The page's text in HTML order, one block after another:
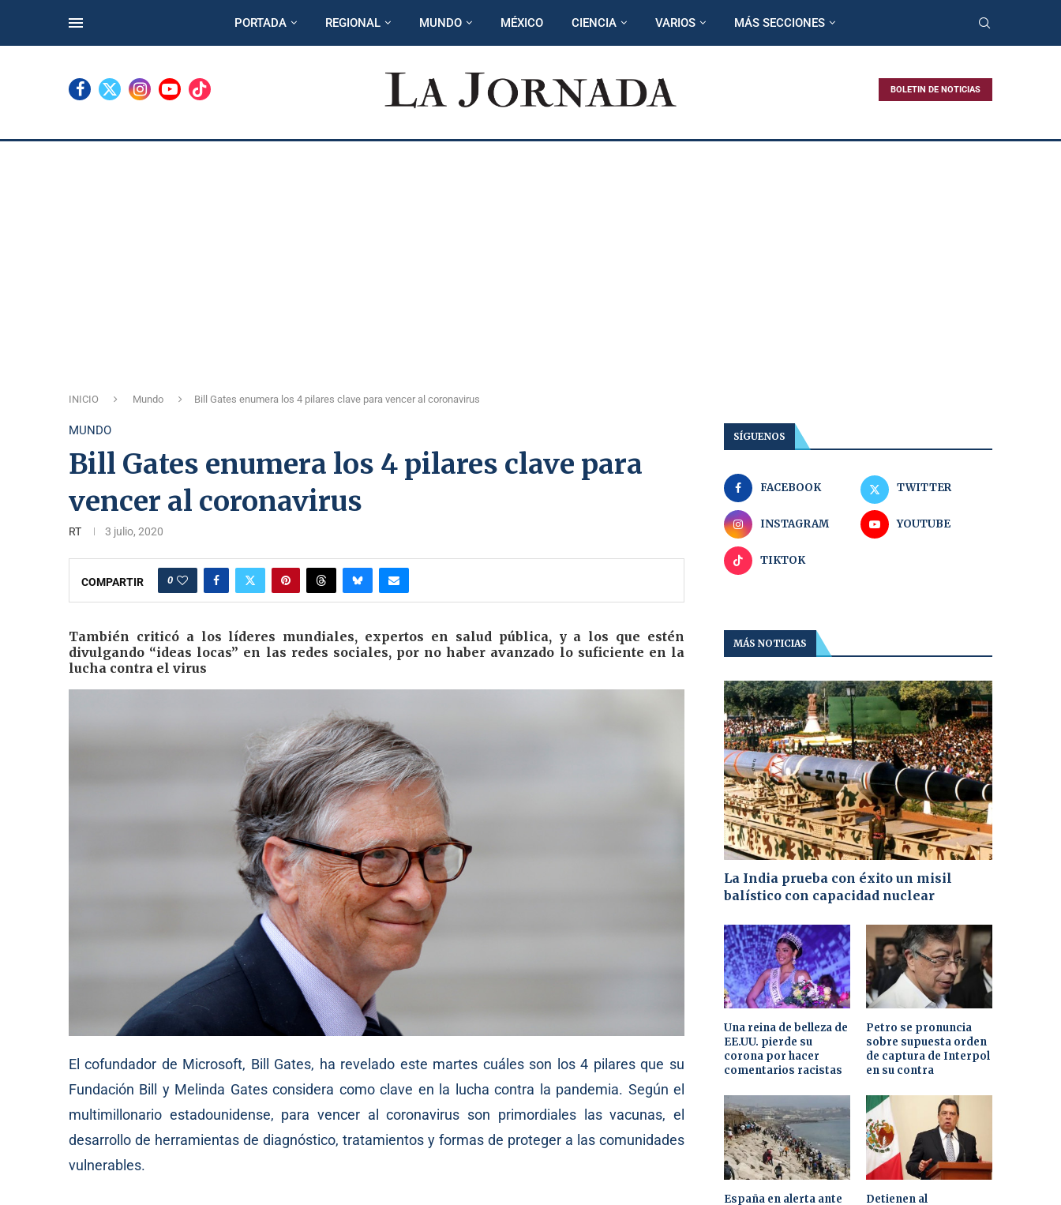
PORTADA REGIONAL MUNDO MÉXICO CIENCIA VARIOS MÁS SECCIONES
BOLETIN DE NOTICIAS
INICIO Mundo Bill Gates enumera los 4 pilares clave para vencer al coronavirus
MUNDO
Bill Gates enumera los 4 pilares clave para
vencer al coronavirus
RT 3 julio, 2020
COMPARTIR 0
También criticó a los líderes mundiales, expertos en salud pública, y a los que estén
divulgando “ideas locas” en las redes sociales, por no haber avanzado lo suficiente en la
lucha contra el virus
El cofundador de Microsoft, Bill Gates, ha revelado este martes cuáles son los 4 pilares que su
Fundación Bill y Melinda Gates considera como clave en la lucha contra la pandemia. Según el
multimillonario estadounidense, para vencer al coronavirus son primordiales las vacunas, el
desarrollo de herramientas de diagnóstico, tratamientos y formas de proteger a las comunidades
vulnerables.
SÍGUENOS
FACEBOOK TWITTER
INSTAGRAM YOUTUBE
TIKTOK
MÁS NOTICIAS
La India prueba con éxito un misil
balístico con capacidad nuclear
Una reina de belleza de
EE.UU. pierde su
corona por hacer
comentarios racistas
Petro se pronuncia
sobre supuesta orden
de captura de Interpol
en su contra
España en alerta ante
Detienen al